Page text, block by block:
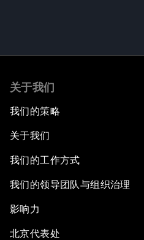
关于我们
我们的策略
关于我们
我们的工作方式
我们的领导团队与组织治理
影响力
北京代表处